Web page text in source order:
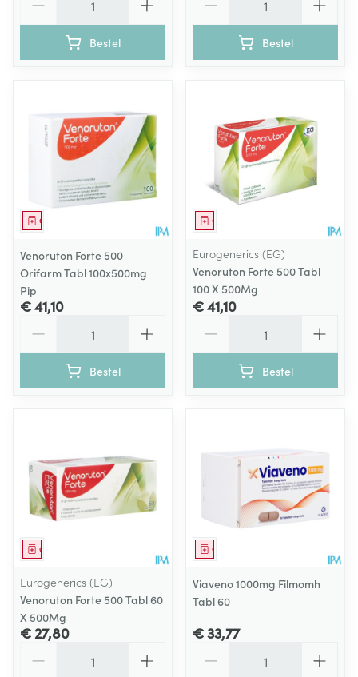
Bestel Bestel
Geneesmiddel
Venoruton Forte 500
Orifarm Tabl 100x500mg
Pip
€ 41,10
Bestel
Geneesmiddel
Eurogenerics (EG)
Venoruton Forte 500 Tabl
100 X 500Mg
€ 41,10
Bestel
Geneesmiddel
Eurogenerics (EG)
Venoruton Forte 500 Tabl 60
X 500Mg
€ 27,80
Geneesmiddel
Viaveno 1000mg Filmomh
Tabl 60
€ 33,77